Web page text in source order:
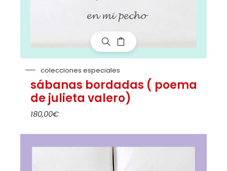
colecciones especiales
sábanas bordadas ( poema
de julieta valero)
180,00€